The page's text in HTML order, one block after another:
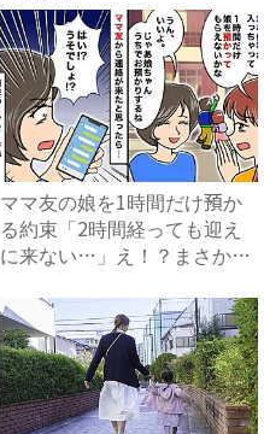
ママ友の娘を1時間だけ預か
る約束「2時間経っても迎え
に来ない…」え！？まさかの